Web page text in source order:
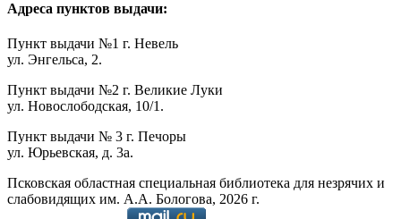
Адреса пунктов выдачи:
Пункт выдачи №1 г. Невель
ул. Энгельса, 2.
Пункт выдачи №2 г. Великие Луки
ул. Новослободская, 10/1.
Пункт выдачи № 3 г. Печоры
ул. Юрьевская, д. 3а.
Псковская областная специальная библиотека для незрячих и
слабовидящих им. А.А. Бологова, 2026 г.